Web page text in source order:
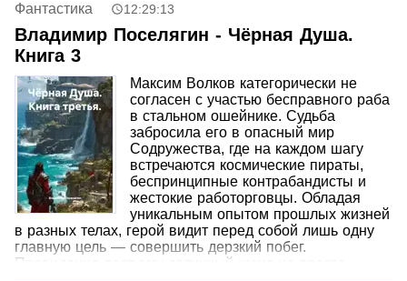
путь к вершине и доказать местным мастерам их
неправоту.
Фантастика 12:29:13
Владимир Поселягин - Чёрная Душа.
Книга 3
Максим Волков категорически не
согласен с участью бесправного раба
в стальном ошейнике. Судьба
забросила его в опасный мир
Содружества, где на каждом шагу
встречаются космические пираты,
беспринципные контрабандисты и
жестокие работорговцы. Обладая
уникальным опытом прошлых жизней
в разных телах, герой видит перед собой лишь одну
главную цель — совершить дерзкий побег.
Провидение дает ему отличный шанс не просто